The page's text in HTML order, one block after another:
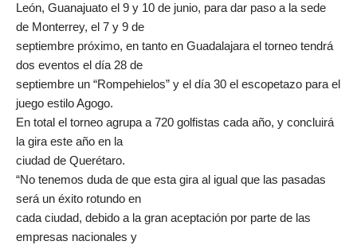
León, Guanajuato el 9 y 10 de junio, para dar paso a la sede
de Monterrey, el 7 y 9 de
septiembre próximo, en tanto en Guadalajara el torneo tendrá
dos eventos el día 28 de
septiembre un “Rompehielos” y el día 30 el escopetazo para el
juego estilo Agogo.
En total el torneo agrupa a 720 golfistas cada año, y concluirá
la gira este año en la
ciudad de Querétaro.
“No tenemos duda de que esta gira al igual que las pasadas
será un éxito rotundo en
cada ciudad, debido a la gran aceptación por parte de las
empresas nacionales y